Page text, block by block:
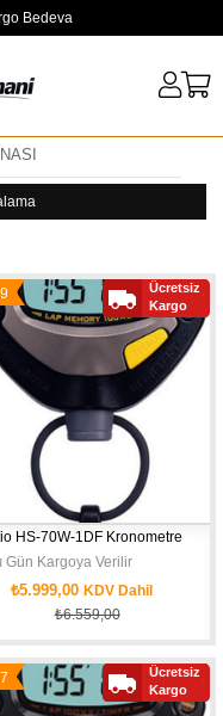
Bedeva
HS-70W-1DF Kronometre
Gün Kargoya Verilir
₺5.999,00 KDV Dahil
₺6.559,00
Ücretsiz
Kargo
Ücretsiz
Kargo